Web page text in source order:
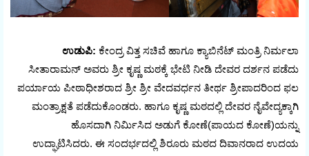
ಉಡುಪಿ: ಕೇಂದ್ರ ವಿತ್ತ ಸಚಿವೆ ಹಾಗೂ ಕ್ಯಾಬಿನೆಟ್ ಮಂತ್ರಿ ನಿರ್ಮಲಾ
ಸೀತಾರಾಮನ್ ಅವರು ಶ್ರೀ ಕೃಷ್ಣ ಮಠಕ್ಕೆ ಭೇಟಿ ನೀಡಿ ದೇವರ ದರ್ಶನ ಪಡೆದು
ಪರ್ಯಾಯ ಪೀಠಾಧೀಶರಾದ ಶ್ರೀ ಶ್ರೀ ವೇದವರ್ಧನ ತೀರ್ಥ ಶ್ರೀಪಾದರಿಂದ ಫಲ
ಮಂತ್ರಾಕ್ಷತೆ ಪಡೆದುಕೊಂಡರು. ಹಾಗೂ ಕೃಷ್ಣ ಮಠದಲ್ಲಿ ದೇವರ ನೈವೇದ್ಯಕ್ಕಾಗಿ
ಹೊಸದಾಗಿ ನಿರ್ಮಿಸಿದ ಅಡುಗೆ ಕೋಣೆ(ಪಾಯದ ಕೋಣೆ)ಯನ್ನು
ಉದ್ಘಾಟಿಸಿದರು. ಈ ಸಂದರ್ಭದಲ್ಲಿ ಶಿರೂರು ಮಠದ ದಿವಾನರಾದ ಉದಯ